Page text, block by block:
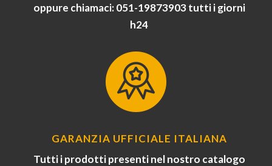
oppure chiamaci: 051-19873903 tutti i giorni
h24
GARANZIA UFFICIALE ITALIANA
Tutti i prodotti presenti nel nostro catalogo